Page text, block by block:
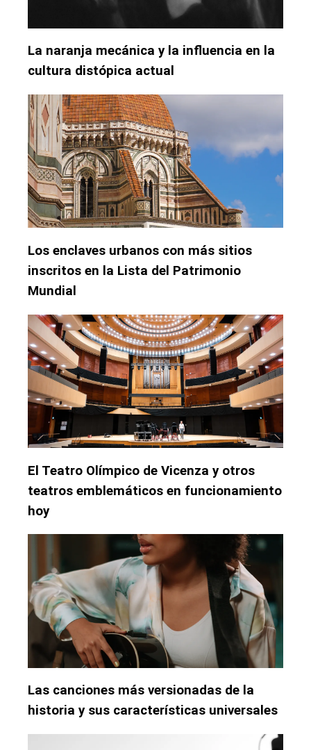
La naranja mecánica y la influencia en la
cultura distópica actual
Los enclaves urbanos con más sitios
inscritos en la Lista del Patrimonio
Mundial
El Teatro Olímpico de Vicenza y otros
teatros emblemáticos en funcionamiento
hoy
Las canciones más versionadas de la
historia y sus características universales